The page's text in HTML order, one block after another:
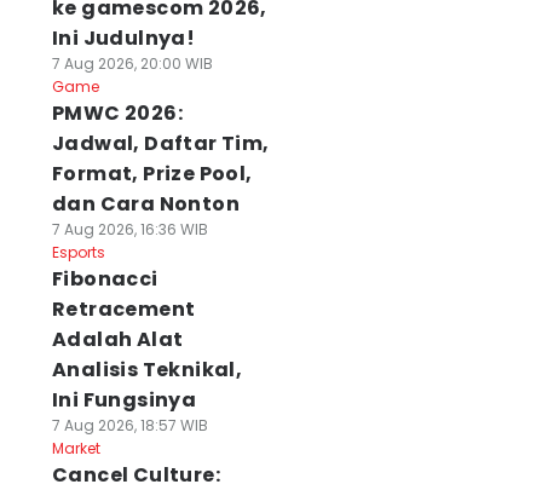
ke gamescom 2026,
Ini Judulnya!
7 Aug 2026, 20:00 WIB
Game
PMWC 2026:
Jadwal, Daftar Tim,
Format, Prize Pool,
dan Cara Nonton
7 Aug 2026, 16:36 WIB
Esports
Fibonacci
Retracement
Adalah Alat
Analisis Teknikal,
Ini Fungsinya
7 Aug 2026, 18:57 WIB
Market
Cancel Culture: